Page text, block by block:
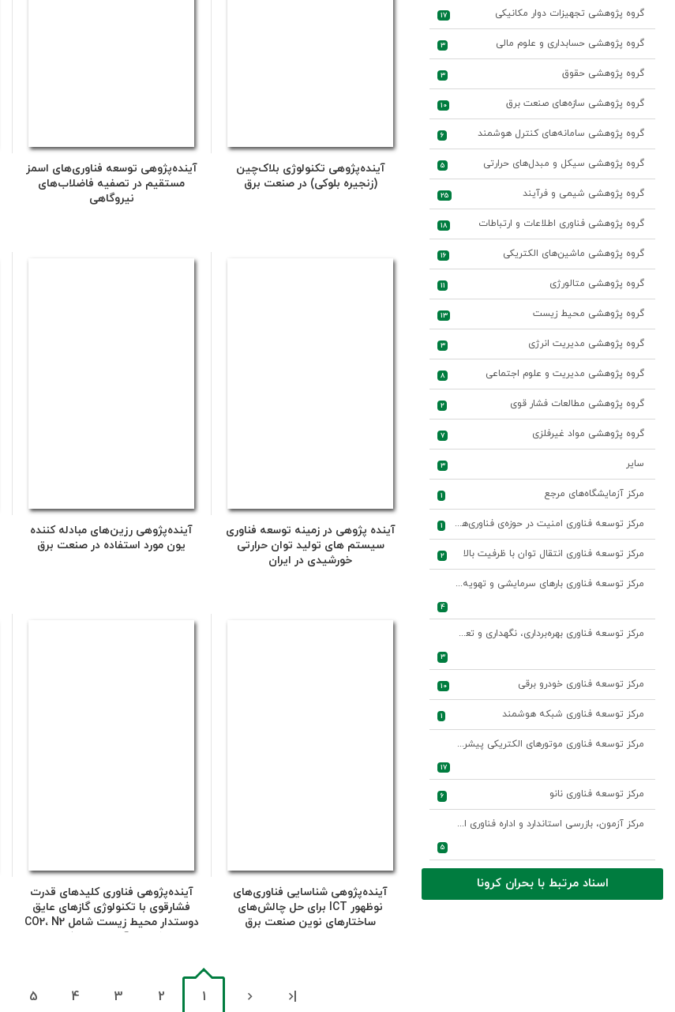
گروه پژوهشی تجهیزات دوار مکانیکی 17
گروه پژوهشی حسابداری و علوم مالی 3
گروه پژوهشی حقوق 3
گروه پژوهشی سازه‌های صنعت برق 10
گروه پژوهشی سامانه‌های کنترل هوشمند 6
گروه پژوهشی سیکل و مبدل‌های حرارتی 5
گروه پژوهشی شیمی و فرآیند 25
گروه پژوهشی فناوری اطلاعات و ارتباطات 18
گروه پژوهشی ماشین‌های الکتریکی 16
گروه پژوهشی متالورژی 11
گروه پژوهشی محیط زیست 13
گروه پژوهشی مدیریت انرژی 3
گروه پژوهشی مدیریت و علوم اجتماعی 8
گروه پژوهشی مطالعات فشار قوی 2
گروه پژوهشی مواد غیرفلزی 7
سایر 3
مرکز آزمایشگاه‌های مرجع 1
مرکز توسعه فناوری امنیت در حوزه‌ی فناوری‌های اطلاعات و ارتباطات صنعت برق 1
مرکز توسعه فناوری انتقال توان با ظرفیت بالا 2
مرکز توسعه فناوری بارهای سرمایشی و تهویه مطبوع
4
مرکز توسعه فناوری بهره‌برداری، نگهداری و تعمیرات واحدهای نیروگاهی
3
مرکز توسعه فناوری خودرو برقی 10
مرکز توسعه فناوری شبکه هوشمند 1
مرکز توسعه فناوری موتورهای الکتریکی پیشرفته
17
مرکز توسعه فناوری نانو 6
مرکز آزمون، بازرسی استاندارد و اداره فناوری اطلاعات و ارتباطات
5
اسناد مرتبط با بحران کرونا
آینده‌پژوهی تکنولوژی بلاک‌چین
(زنجیره بلوکی) در صنعت برق
آینده‌پژوهی توسعه فناوری‌های اسمز
مستقیم در تصفیه فاضلاب‌های
نیروگاهی
آینده پژوهی در زمینه توسعه فناوری
سیستم های تولید توان حرارتی
خورشیدی در ایران
آینده‌پژوهی رزین‌های مبادله کننده
یون مورد استفاده در صنعت برق
آینده‌پژوهی شناسایی فناوری‌های
نوظهور ICT برای حل چالش‌های
ساختارهای نوین صنعت برق
آینده‌پژوهی فناوری کلیدهای قدرت
فشارقوی با تکنولوژی گازهای عایق
دوستدار محیط زیست شامل CO2، N2
و ترکیبات آن و هوای فشرده
1
2
3
4
5